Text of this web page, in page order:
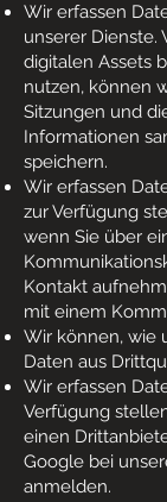
Wir erfassen
unserer Dienste.
digitalen Assets
nutzen, können
Sitzungen und
Informationen
speichern.
Wir erfassen
zur Verfügung
wenn Sie über
Kontakt
mit einem
Wir können, wie
Daten aus
Wir erfassen
Verfügung
einen
Google bei
anmelden.